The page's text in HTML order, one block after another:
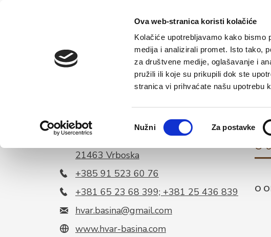
Ova web-stranica koristi kolačiće
Kolačiće upotrebljavamo kako bismo
medija i analizirali promet. Isto tako,
za društvene medije, oglašavanje i
pružili ili koje su prikupili dok ste
stranica vi prihvaćate našu upotrebu
pristanka
Nužni Za postavke
Hlavní Turistická
21463 Vrboska
+385 91 523 60 76
+381 65 23 68 399; +381 25 436 839
hvar.basina@gmail.com
www.hvar-basina.com
O
O